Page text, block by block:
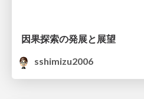
因果探索の発展と展望
sshimizu2006